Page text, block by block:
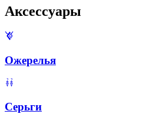
Аксессуары
Ожерелья
Серьги